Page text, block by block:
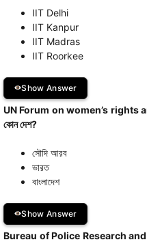
IIT Delhi
IIT Kanpur
IIT Madras
IIT Roorkee
Show Answer
UN Forum on women’s rights
কোন দেশ?
সৌদি আরব
ভারত
বাংলাদেশ
Show Answer
Bureau of Police Research and